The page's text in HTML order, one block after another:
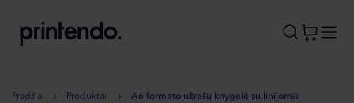
A
Pradžia Produktai A6 formato užrašų knygelė su linijomis